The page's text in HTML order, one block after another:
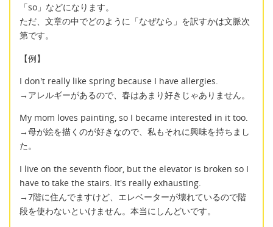
「so」などになります。
ただ、文章の中でどのように「なぜなら」を訳すかは文脈次
第です。
【例】
I don't really like spring because I have allergies.
→アレルギーがあるので、春はあまり好きじゃありません。
My mom loves painting, so I became interested in it too.
→母が絵を描くのが好きなので、私もそれに興味を持ちまし
た。
I live on the seventh floor, but the elevator is broken so I
have to take the stairs. It's really exhausting.
→7階に住んでますけど、エレベーターが壊れているので階
段を使わないといけません。本当にしんどいです。